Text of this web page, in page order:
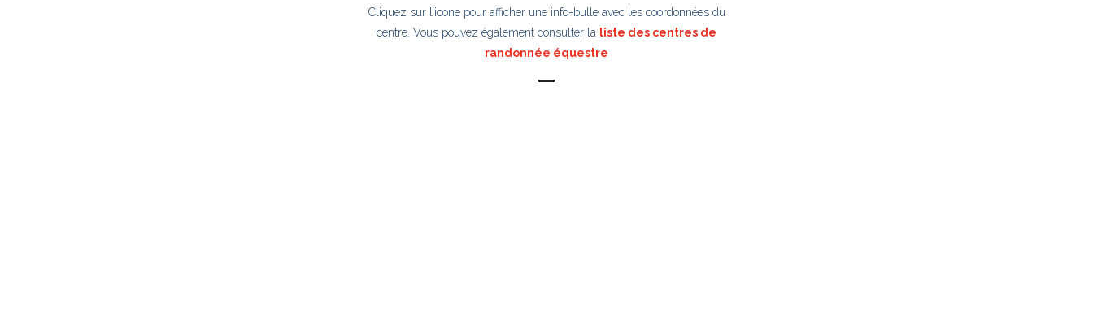
Cliquez sur l’icone pour afficher une info-bulle avec les coordonnées du
centre. Vous pouvez également consulter la liste des centres de
randonnée équestre